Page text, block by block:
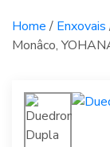
Home/ Enxovais
Monâco,